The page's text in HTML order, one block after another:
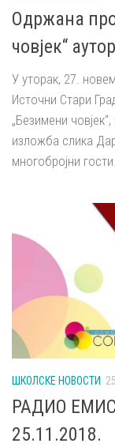
Одржана
човјек“
У уторак, 27.
Источни Стари
„Безимени
изложба слика
многобројни
ШКОЛСКЕ НОВОСТИ
РАДИО
25.11.2018.